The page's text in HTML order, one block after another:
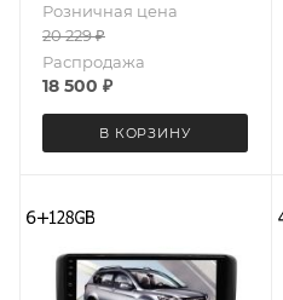
Розничная цена
20 229₽
Распродажа
18 500 ₽
В КОРЗИНУ